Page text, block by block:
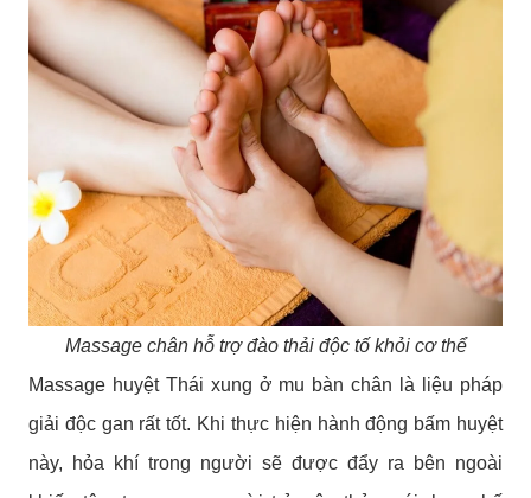
Massage chân hỗ trợ đào thải độc tố khỏi cơ thể
Massage huyệt Thái xung ở mu bàn chân là liệu pháp
giải độc gan rất tốt. Khi thực hiện hành động bấm huyệt
này, hỏa khí trong người sẽ được đẩy ra bên ngoài